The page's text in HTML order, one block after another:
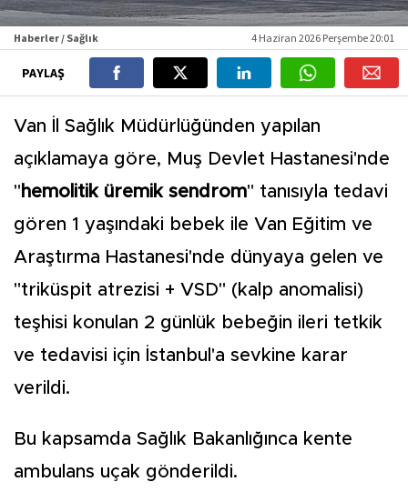
Haberler / Sağlık 4 Haziran 2026 Perşembe 20:01
PAYLAŞ
Van İl Sağlık Müdürlüğünden yapılan
açıklamaya göre, Muş Devlet Hastanesi'nde
" hemolitik üremik sendrom" tanısıyla tedavi
gören 1 yaşındaki bebek ile Van Eğitim ve
Araştırma Hastanesi'nde dünyaya gelen ve
"triküspit atrezisi + VSD" (kalp anomalisi)
teşhisi konulan 2 günlük bebeğin ileri tetkik
ve tedavisi için İstanbul'a sevkine karar
verildi.
Bu kapsamda Sağlık Bakanlığınca kente
ambulans uçak gönderildi.